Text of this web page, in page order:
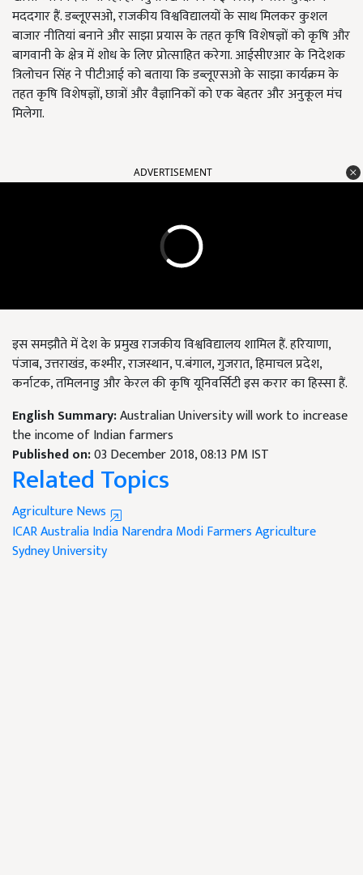
मददगार हैं. डब्लूएसओ, राजकीय विश्वविद्यालयों के साथ मिलकर कुशल
बाजार नीतियां बनाने और साझा प्रयास के तहत कृषि विशेषज्ञों को कृषि और
बागवानी के क्षेत्र में शोध के लिए प्रोत्साहित करेगा. आईसीएआर के निदेशक
त्रिलोचन सिंह ने पीटीआई को बताया कि डब्लूएसओ के साझा कार्यक्रम के
तहत कृषि विशेषज्ञों, छात्रों और वैज्ञानिकों को एक बेहतर और अनुकूल मंच
मिलेगा.
ADVERTISEMENT
इस समझौते में देश के प्रमुख राजकीय विश्वविद्यालय शामिल हैं. हरियाणा,
पंजाब, उत्तराखंड, कश्मीर, राजस्थान, प.बंगाल, गुजरात, हिमाचल प्रदेश,
कर्नाटक, तमिलनाडु और केरल की कृषि यूनिवर्सिटी इस करार का हिस्सा हैं.
English Summary:Australian University will work to increase
the income of Indian farmers
Published on:03 December 2018, 08:13 PM IST
Related Topics
Agriculture News
ICAR Australia India Narendra ModiFarmers Agriculture
Sydney University